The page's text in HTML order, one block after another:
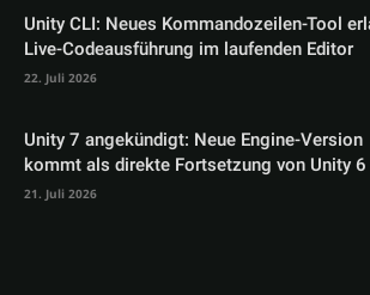
Unity CLI: Neues Kommandozeilen-Tool
Live-Codeausführung im laufenden Editor
22. Juli 2026
Unity 7 angekündigt: Neue Engine-Version
kommt als direkte Fortsetzung von Unity 6
21. Juli 2026